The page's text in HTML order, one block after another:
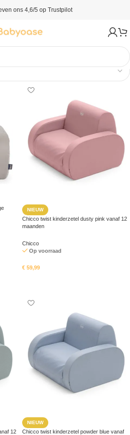
ons 4,6/5 op Trustpilot
NIEUW
Chicco twist kinderzetel dusty pink vanaf 12
maanden
Chicco
Op voorraad
€ 59,99
12
NIEUW
Chicco twist kinderzetel powder blue vanaf